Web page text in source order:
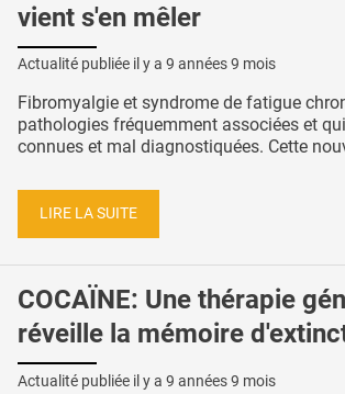
vient s'en mêler
Actualité publiée il y a 9 années 9 mois
Fibromyalgie et syndrome de fatigue
pathologies fréquemment associées et
connues et mal diagnostiquées. Cette
LIRE LA SUITE
COCAÏNE: Une thérapie
réveille la mémoire
Actualité publiée il y a 9 années 9 mois